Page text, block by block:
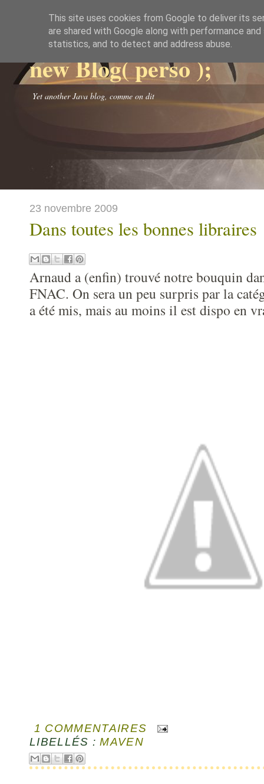
new Blog( perso );
Yet another Java blog, comme on dit
23 novembre 2009
Dans toutes les bonnes libraires
Arnaud a (enfin) trouvé notre bouquin
FNAC. On sera un peu surpris par la
a été mis, mais au moins il est dispo en
1 COMMENTAIRES
LIBELLÉS :MAVEN
This site uses cookies from Google to deliver its
are shared with Google along with performance
statistics, and to detect and address abuse.